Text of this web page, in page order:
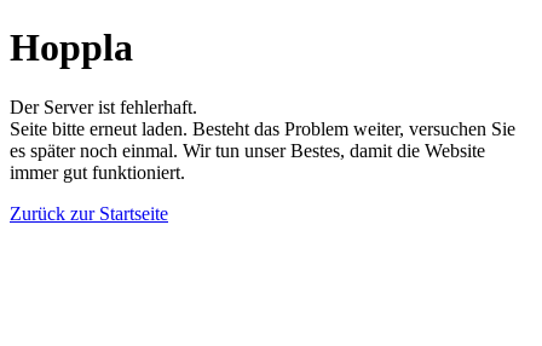
Hoppla
Der Server ist fehlerhaft.
Seite bitte erneut laden. Besteht das Problem weiter, versuchen Sie
es später noch einmal. Wir tun unser Bestes, damit die Website
immer gut funktioniert.
Zurück zur Startseite